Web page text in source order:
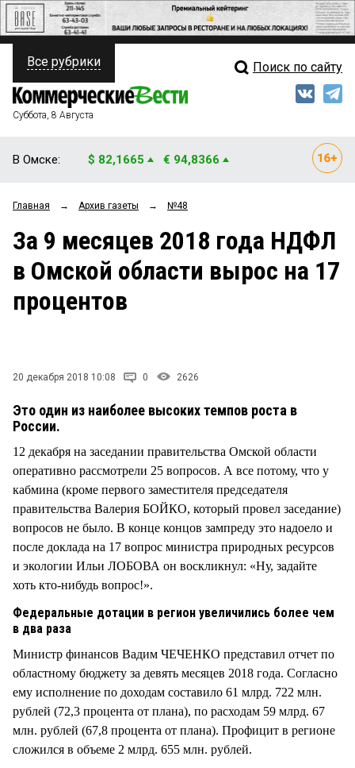
ПОЛИТИКА
ФИНАНСЫ
ОБЩЕСТВО
ЗАКОН
Свежий выпуск
Рейтинги
Блоги
Все рубрики Поиск по сайту
Суббота, 8 Августа
В Омске: $ 82,1665 € 94,8366
Главная → Архив газеты → №48
За 9 месяцев 2018 года НДФЛ
в Омской области вырос на 17
процентов
20 декабря 2018 10:08 0 2626
Это один из наиболее высоких темпов роста в
России.
12 декабря на заседании правительства Омской области
оперативно рассмотрели 25 вопросов. А все потому, что у
кабмина (кроме первого заместителя председателя
правительства Валерия БОЙКО, который провел заседание)
вопросов не было. В конце концов зампреду это надоело и
после доклада на 17 вопрос министра природных ресурсов
и экологии Ильи ЛОБОВА он воскликнул: «Ну, задайте
хоть кто-нибудь вопрос!».
Федеральные дотации в регион увеличились более чем
в два раза
Министр финансов Вадим ЧЕЧЕНКО представил отчет по
областному бюджету за девять месяцев 2018 года. Согласно
ему исполнение по доходам составило 61 млрд. 722 млн.
рублей (72,3 процента от плана), по расходам 59 млрд. 67
млн. рублей (67,8 процента от плана). Профицит в регионе
сложился в объеме 2 млрд. 655 млн. рублей.